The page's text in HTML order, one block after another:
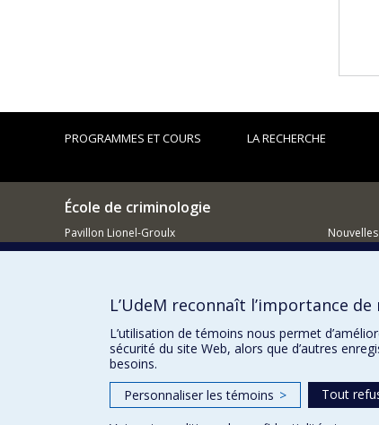
PROGRAMMES ET COURS LA RECHERCHE
École de criminologie
Pavillon Lionel-Groulx
3150, rue Jean-Brillant
514 343-6111, poste 40894
L’UdeM reconnaît l’importance
L’utilisation de témoins nous permet
sécurité du site Web, alors que d’autres
besoins.
Personnaliser les témoins > Tout